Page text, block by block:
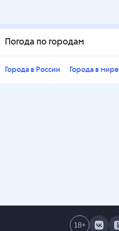
Погода по городам
Города в России Города в мире
18+